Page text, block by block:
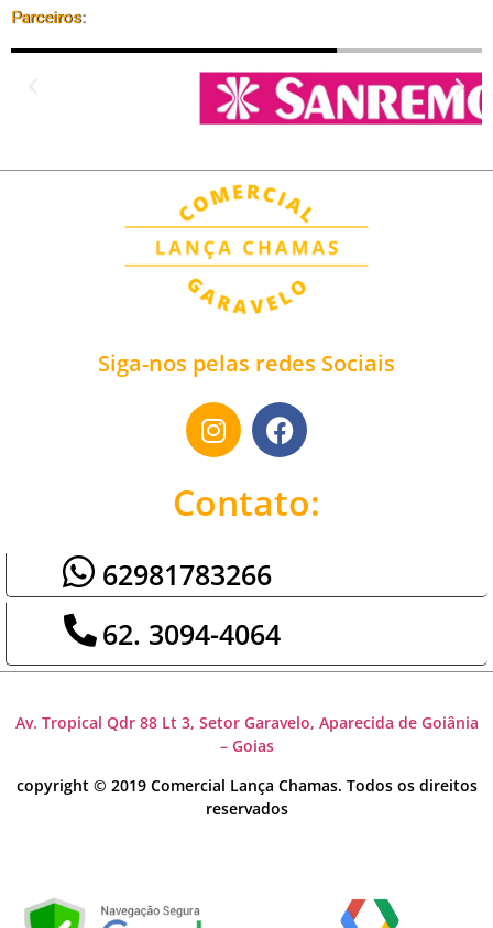
Parceiros:
Siga-nos pelas redes Sociais
Contato:
62981783266
62. 3094-4064
Av. Tropical Qdr 88 Lt 3, Setor Garavelo, Aparecida de Goiânia
– Goias
copyright © 2019 Comercial Lança Chamas. Todos os direitos
reservados